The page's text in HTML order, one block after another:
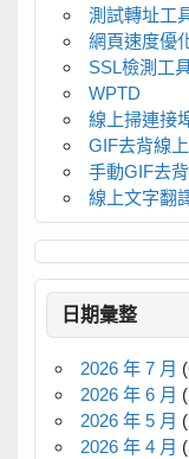
測試轉址工
網頁速度優
SSL檢測工
WPTD
線上掃連接
GIF去背線
手動GIF去
線上文字翻
日期彙整
2026 年 7 月
2026 年 6 月
2026 年 5 月
2026 年 4 月